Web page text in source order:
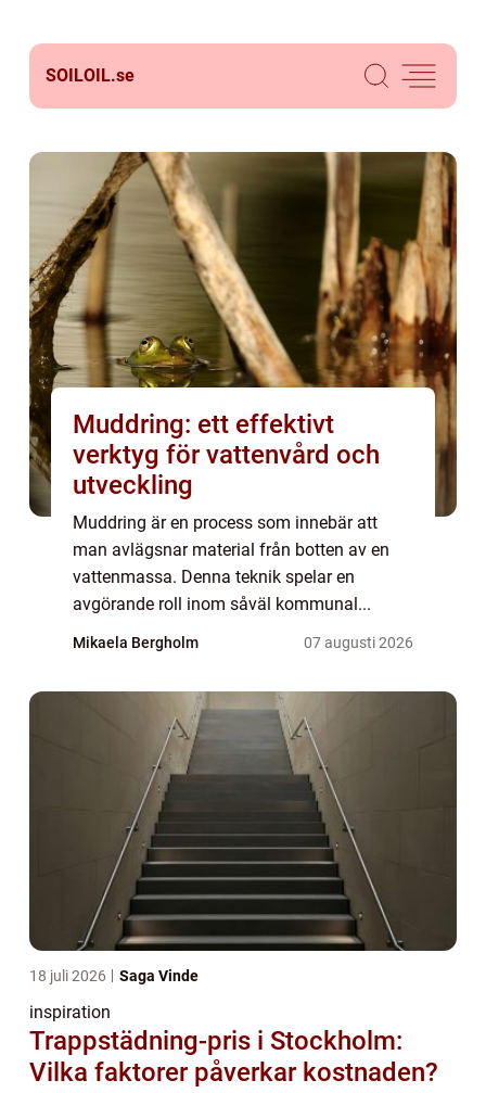
SOILOIL.se
Muddring: ett effektivt
verktyg för vattenvård och
utveckling
Muddring är en process som innebär att
man avlägsnar material från botten av en
vattenmassa. Denna teknik spelar en
avgörande roll inom såväl kommunal...
Mikaela Bergholm 07 augusti 2026
18 juli 2026 Saga Vinde
inspiration
Trappstädning-pris i Stockholm:
Vilka faktorer påverkar kostnaden?